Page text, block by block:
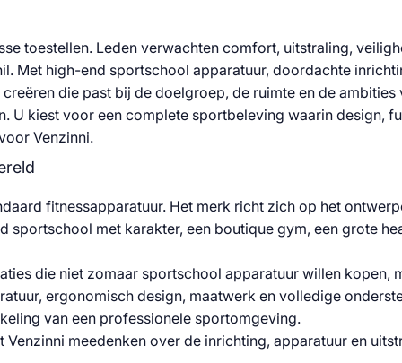
End
toestellen. Leden verwachten comfort, uitstraling,
Met high-end sportschool apparatuur, doordachte
die past bij de doelgroep, de ruimte en de ambities
U kiest voor een complete sportbeleving waarin design,
Venzinni.
fitnessapparatuur. Het merk richt zich op het
sportschool met karakter, een boutique gym, een grote
die niet zomaar sportschool apparatuur willen kopen,
ergonomisch design, maatwerk en volledige
van een professionele sportomgeving.
meedenken over de inrichting, apparatuur en